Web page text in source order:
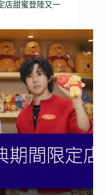
店甜蜜登陸又一